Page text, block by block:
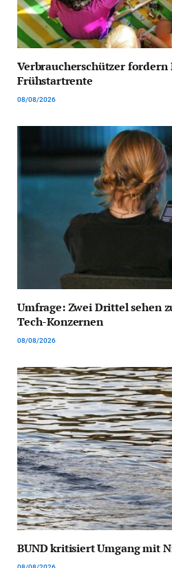
Verbraucherschützer fordern
Frühstartrente
08/08/2026
Umfrage: Zwei Drittel sehen
Tech-Konzernen
08/08/2026
BUND kritisiert Umgang mit